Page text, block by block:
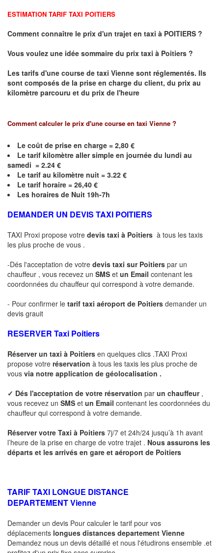
ESTIMATION TARIF TAXI POITIERS
Comment connaître le prix d'un trajet en taxi à POITIERS ?
Vous voulez une idée sommaire du prix taxi à Poitiers ?
Les tarifs d'une course de taxi Vienne sont réglementés. Ils
sont composés de la prise en charge du client, du prix au
kilomètre parcouru et du prix de l'heure
Comment calculer le prix d'une course en taxi Vienne ?
Le coût de prise en charge = 2,80 €
Le tarif kilomètre aller simple en journée du lundi au
samedi = 2.24 €
Le tarif au kilomètre nuit = 3.22 €
Le tarif horaire = 26,40 €
Les horaires de Nuit 19h-7h
DEMANDER UN DEVIS TAXI POITIERS
TAXI Proxi propose votre devis taxi à Poitiers à tous les taxis
les plus proche de vous .
-Dés l'acceptation de votre devis taxi sur Poitiers par un
chauffeur , vous recevez un SMS et un Email contenant les
coordonnées du chauffeur qui correspond à votre demande.
- Pour confirmer le tarif taxi aéroport de Poitiers demander un
devis grauit
RESERVER Taxi Poitiers
Réserver un taxi à Poitiers en quelques clics .TAXI Proxi
propose votre réservation à tous les taxis les plus proche de
vous via notre application de géolocalisation .
✓ Dés l'acceptation de votre réservation par un chauffeur ,
vous recevez un SMS et un Email contenant les coordonnées du
chauffeur qui correspond à votre demande.
Réserver votre Taxi à Poitiers 7j/7 et 24h/24 jusqu’à 1h avant
l’heure de la prise en charge de votre trajet . Nous assurons les
départs et les arrivés en gare et aéroport de Poitiers
TARIF TAXI LONGUE DISTANCE
DEPARTEMENTVienne
Demander un devis Pour calculer le tarif pour vos
déplacements longues distances departement Vienne
Demandez nous un devis détaillé et nous l'étudirons ensemble .et